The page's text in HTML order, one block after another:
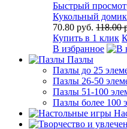
Быстрый
Кукольный
70.80 руб. 118.00
Купить в 1 клик
В избранное
Пазлы
Пазлы до 25
Пазлы 26-50
Пазлы 51-100
Пазлы более 100